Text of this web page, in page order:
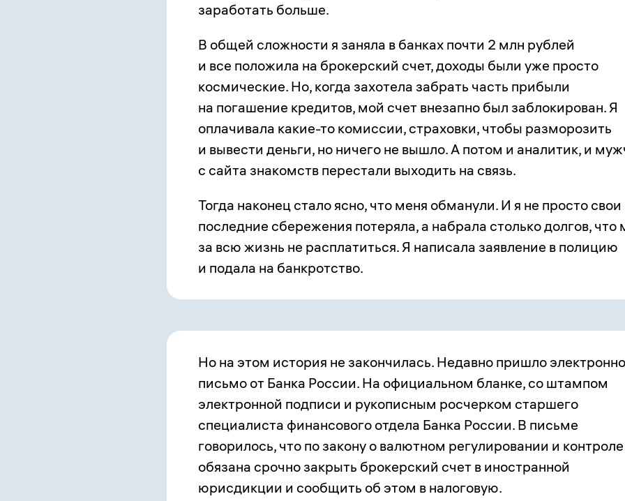
заработать больше.
В общей сложности я заняла в банках почти 2 млн рублей
и все положила на брокерский счет, доходы были уже просто
космические. Но, когда захотела забрать часть прибыли
на погашение кредитов, мой счет внезапно был заблокирован. Я
оплачивала какие-то комиссии, страховки, чтобы разморозить
и вывести деньги, но ничего не вышло. А потом и аналитик, и
с сайта знакомств перестали выходить на связь.
Тогда наконец стало ясно, что меня обманули. И я не просто свои
последние сбережения потеряла, а набрала столько долгов, что
за всю жизнь не расплатиться. Я написала заявление в полицию
и подала на банкротство.
Но на этом история не закончилась. Недавно пришло
письмо от Банка России. На официальном бланке, со штампом
электронной подписи и рукописным росчерком старшего
специалиста финансового отдела Банка России. В письме
говорилось, что по закону о валютном регулировании и контроле
обязана срочно закрыть брокерский счет в иностранной
юрисдикции и сообщить об этом в налоговую.